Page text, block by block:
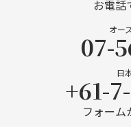
お電話
オー
07-
日
+61-
フォーム